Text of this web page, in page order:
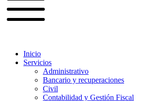
Inicio
Servicios
Administrativo
Bancario y recuperaciones
Civil
Contabilidad y Gestión Fiscal